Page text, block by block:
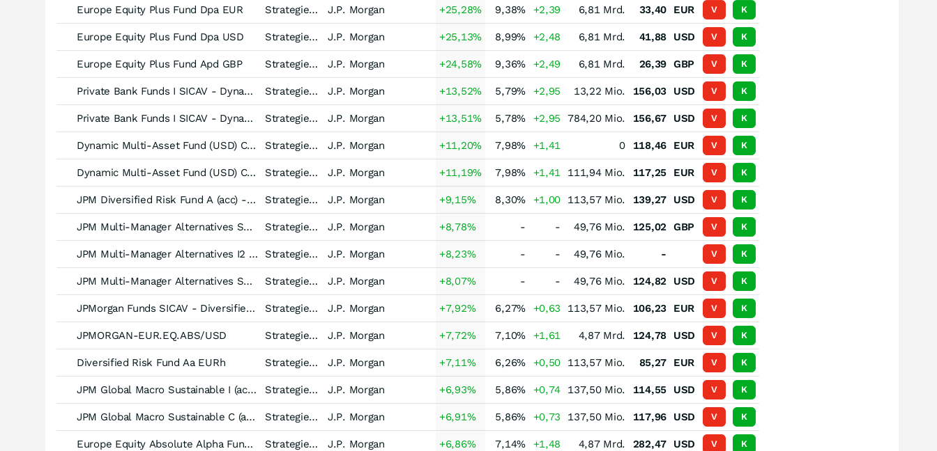
Europe Equity Plus Fund Dpa EUR Strategiefonds Aktien-Strategie Equity L/S Long Bias Europa J.P. Morgan +25,28% 9,38% +2,39 6,81 Mrd. 33,40 EUR V K
Europe Equity Plus Fund Dpa USD Strategiefonds Aktien-Strategie Equity L/S Long Bias Europa J.P. Morgan +25,13% 8,99% +2,48 6,81 Mrd. 41,88 USD V K
Europe Equity Plus Fund Apd GBP Strategiefonds Aktien-Strategie Equity L/S Long Bias Europa J.P. Morgan +24,58% 9,36% +2,49 6,81 Mrd. 26,39 GBP V K
Private Bank Funds I SICAV - Dynamic Multi-Asset Fund (USD) -C(ii) (acc UK RFS)- Strategiefonds Multi-Asset-Strategie Makro dynamisch Welt J.P. Morgan +13,52% 5,79% +2,95 13,22 Mio. 156,03 USD V K
Private Bank Funds I SICAV - Dynamic Multi-Asset Fund (USD) -C (acc UK RFS)- Strategiefonds Multi-Asset-Strategie Makro dynamisch Welt J.P. Morgan +13,51% 5,78% +2,95 784,20 Mio. 156,67 USD V K
Dynamic Multi-Asset Fund (USD) C(ii) (acc UK RFS) - EUR (h) Strategiefonds Multi-Asset-Strategie Makro dynamisch Welt J.P. Morgan +11,20% 7,98% +1,41 0 118,46 EUR V K
Dynamic Multi-Asset Fund (USD) C (acc UK RFS) - EUR (hedged) Strategiefonds Multi-Asset-Strategie Makro dynamisch Welt J.P. Morgan +11,19% 7,98% +1,41 111,94 Mio. 117,25 EUR V K
JPM Diversified Risk Fund A (acc) - USD Strategiefonds Multi-Asset-Strategie systematisch dynamisch Welt J.P. Morgan +9,15% 8,30% +1,00 113,57 Mio. 139,27 USD V K
JPM Multi-Manager Alternatives S2 (dist) - GBP (hedged) Strategiefonds Misch-Strategie dynamisch Welt J.P. Morgan +8,78% - - 49,76 Mio. 125,02 GBP V K
JPM Multi-Manager Alternatives I2 (acc) - USD Strategiefonds Misch-Strategie dynamisch Welt J.P. Morgan +8,23% - - 49,76 Mio. - V K
JPM Multi-Manager Alternatives S2 (dist) - USD Strategiefonds Misch-Strategie dynamisch Welt J.P. Morgan +8,07% - - 49,76 Mio. 124,82 USD V K
JPMorgan Funds SICAV - Diversified Risk Fund -JPM C (acc) EUR (Hedged)- Strategiefonds Multi-Asset-Strategie systematisch dynamisch Welt J.P. Morgan +7,92% 6,27% +0,63 113,57 Mio. 106,23 EUR V K
JPMORGAN-EUR.EQ.ABS/USD Strategiefonds Aktien-Strategie Equity L/S Long Bias Europa J.P. Morgan +7,72% 7,10% +1,61 4,87 Mrd. 124,78 USD V K
Diversified Risk Fund Aa EURh Strategiefonds Multi-Asset-Strategie systematisch dynamisch Welt J.P. Morgan +7,11% 6,26% +0,50 113,57 Mio. 85,27 EUR V K
JPM Global Macro Sustainable I (acc) - USD (hedged) Strategiefonds Multi-Asset-Strategie Makro dynamisch Welt J.P. Morgan +6,93% 5,86% +0,74 137,50 Mio. 114,55 USD V K
JPM Global Macro Sustainable C (acc) - USD (hedged) Strategiefonds Multi-Asset-Strategie Makro dynamisch Welt J.P. Morgan +6,91% 5,86% +0,73 137,50 Mio. 117,96 USD V K
Europe Equity Absolute Alpha Fund ApaUSDh Strategiefonds Aktien-Strategie Equity L/S Long Bias Europa J.P. Morgan +6,86% 7,14% +1,48 4,87 Mrd. 282,47 USD V K